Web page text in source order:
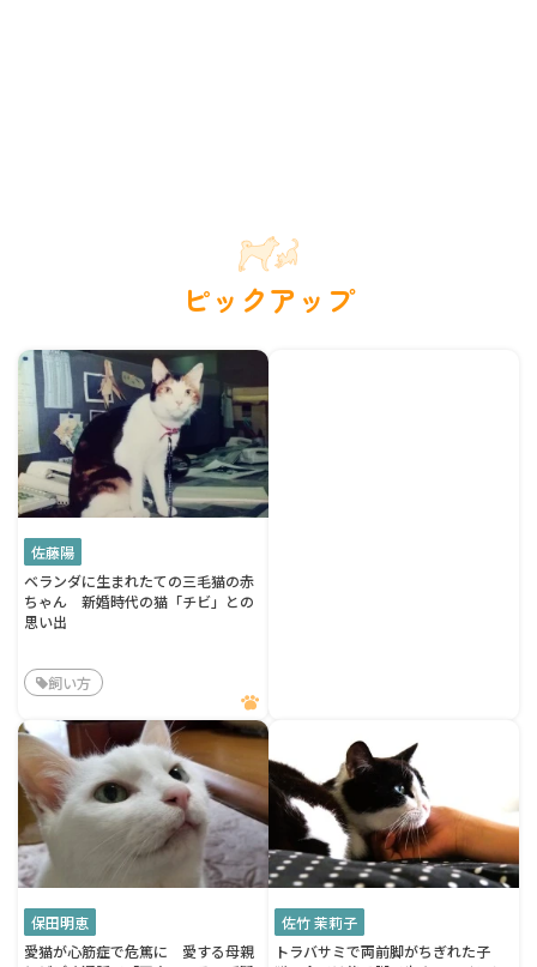
ピックアップ
佐藤陽
ベランダに生まれたての三毛猫の赤
ちゃん 新婚時代の猫「チビ」との
思い出
飼い方
保田明恵
愛猫が心筋症で危篤に 愛する母親
佐竹 茉莉子
トラバサミで両前脚がちぎれた子